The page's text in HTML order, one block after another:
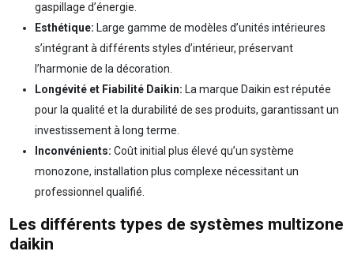
gaspillage d’énergie.
Esthétique: Large gamme de modèles d’unités intérieures
s’intégrant à différents styles d’intérieur, préservant
l’harmonie de la décoration.
Longévité et Fiabilité Daikin: La marque Daikin est réputée
pour la qualité et la durabilité de ses produits, garantissant un
investissement à long terme.
Inconvénients: Coût initial plus élevé qu’un système
monozone, installation plus complexe nécessitant un
professionnel qualifié.
Les différents types de systèmes multizone
daikin